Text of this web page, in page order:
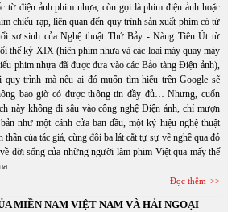
từ điện ảnh phim nhựa, còn gọi là phim điện ảnh hoặc
chiếu rạp, liên quan đến quy trình sản xuất phim có từ
sơ sinh của Nghệ thuật Thứ Bảy - Nàng Tiên Út từ
thế kỷ XIX (hiện phim nhựa và các loại máy quay máy
phim nhựa đã được đưa vào các Bảo tàng Điện ảnh),
quy trình mà nếu ai đó muốn tìm hiểu trên Google sẽ
bao giờ có được thông tin đầy đủ… Nhưng, cuốn
này không đi sâu vào công nghệ Điện ảnh, chỉ mượn
như một cánh cửa ban đầu, một ký hiệu nghệ thuật
thần của tác giả, cùng đôi ba lát cắt tự sự về nghề qua đó
đời sống của những người làm phim Việt qua mấy thế
…
Đọc thêm
MIỀN NAM VIỆT NAM VÀ HẢI NGOẠI